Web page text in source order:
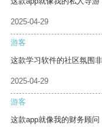
2025-04-29
游客
这款学习软件的社区氛围
2025-04-29
游客
这款app就像我的财务顾问